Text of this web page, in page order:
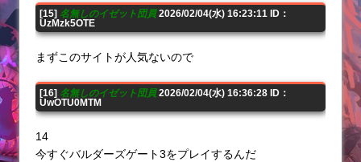
[15] 名無しのイゼット団員2026/02/04(水) 16:23:11 ID：
UzMzk5OTE
まずこのサイトが人気ないので
[16] 名無しのイゼット団員2026/02/04(水) 16:36:28 ID：
UwOTU0MTM
14
今すぐバルダーズゲート3をプレイするんだ